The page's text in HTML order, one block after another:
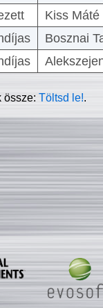
Kiss
Bosznai
össze:Töltsd le!.